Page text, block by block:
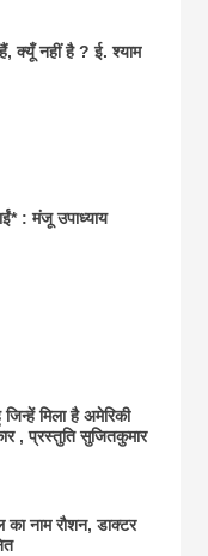
क्यूँ नहीं है ? ई. श्याम
: मंजू उपाध्याय
मिला है अमेरिकी
, प्रस्तुति सुजितकुमार
का नाम राैशन, डाक्टर